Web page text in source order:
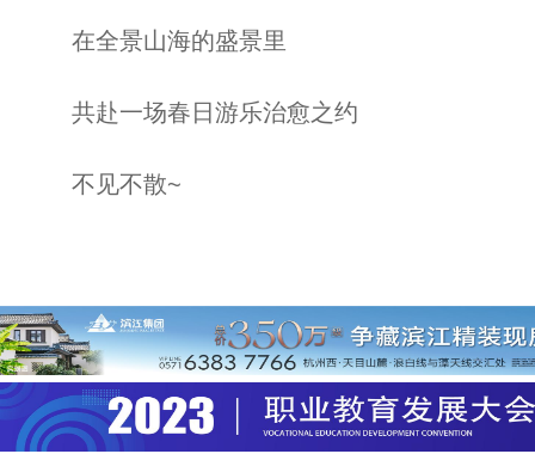
在全景山海的盛景里
共赴一场春日游乐治愈之约
不见不散~